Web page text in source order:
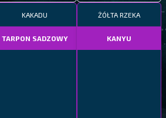
KAKADU
TARPON SADZOWY
ŻÓŁTA RZEKA
KANYU